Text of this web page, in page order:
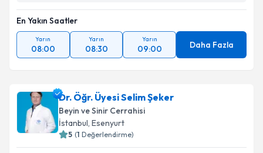
En Yakın Saatler
Yarın
08:00
Yarın
08:30
Yarın
09:00 Daha Fazla
Dr. Öğr. Üyesi Selim Şeker
Beyin ve Sinir Cerrahisi
İstanbul, Esenyurt
5 (1 Değerlendirme)